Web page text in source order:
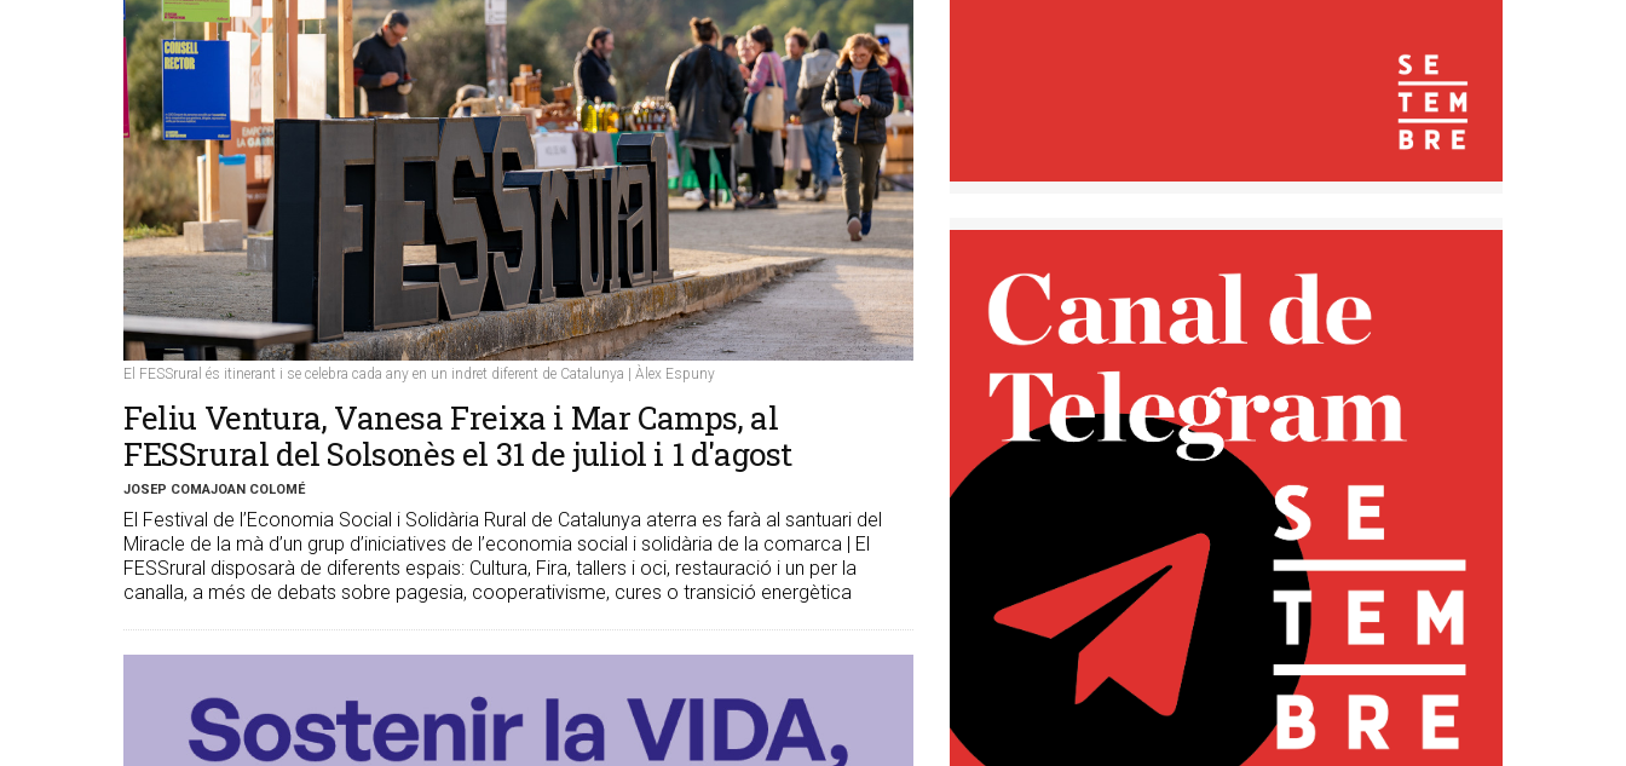
El FESSrural és itinerant i se celebra cada any en un indret diferent de Catalunya | Àlex Espuny
Feliu Ventura, Vanesa Freixa i Mar Camps, al
FESSrural del Solsonès el 31 de juliol i 1 d'agost
JOSEP COMAJOAN COLOMÉ
El Festival de l’Economia Social i Solidària Rural de Catalunya aterra es farà al santuari del
Miracle de la mà d’un grup d’iniciatives de l’economia social i solidària de la comarca | El
FESSrural disposarà de diferents espais: Cultura, Fira, tallers i oci, restauració i un per la
canalla, a més de debats sobre pagesia, cooperativisme, cures o transició energètica